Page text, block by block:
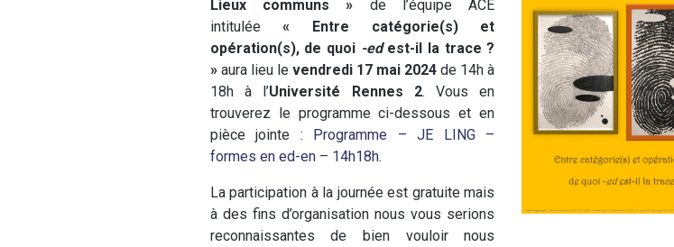
Lieux communs » de l’équipe ACE
intitulée« Entre catégorie(s) et
opération(s), de quoi -edest-il la trace ?
»aura lieu le vendredi 17 mai 2024 de 14h à
18h à l’Université Rennes 2. Vous en
trouverez le programme ci-dessous et en
pièce jointe : Programme – JE LING –
formes en ed-en – 14h18h.
La participation à la journée est gratuite mais
à des fins d’organisation nous vous serions
reconnaissantes de bien vouloir nous